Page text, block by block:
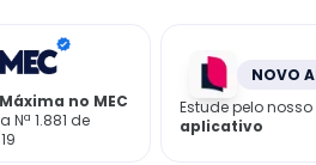
no MEC
Nª 1.881 de
NOVO
Estude pelo nosso
aplicativo